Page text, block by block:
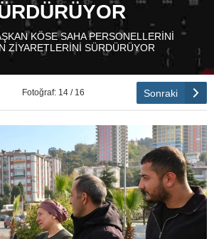
KÖSE SAHA PERSONELLERİNİ
ZİYARETLERİNİ SÜRDÜRÜYOR
Fotoğraf: 14 / 16 Sonraki